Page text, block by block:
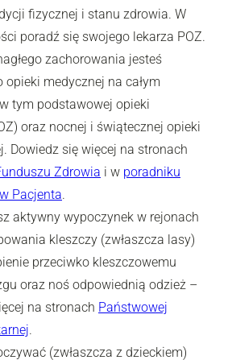
fizycznej i stanu zdrowia. W
poradź się swojego lekarza POZ.
zachorowania jesteś
opieki medycznej na całym
tym podstawowej opieki
oraz nocnej i świątecznej opieki
Dowiedz się więcej na stronach
Zdrowia i w poradniku
Pacjenta.
aktywny wypoczynek w rejonach
kleszczy (zwłaszcza lasy)
przeciwko kleszczowemu
oraz noś odpowiednią odzież –
na stronach Państwowej
.
(zwłaszcza z dzieckiem)